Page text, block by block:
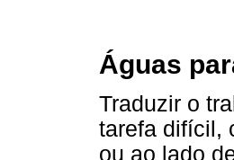
Águas
Traduzir o
tarefa difícil,
ou ao lado